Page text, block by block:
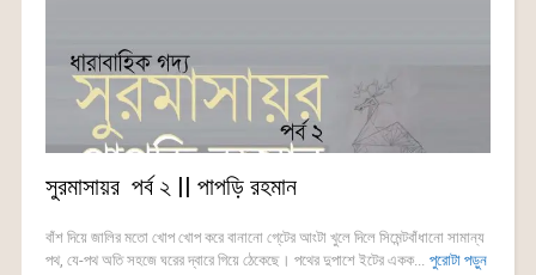
সুরমাসায়র পর্ব ২ || পাপড়ি রহমান
বাঁশ দিয়ে জালির মতো খোপ খোপ করে বানানো গে্টের আংটা খুলে দিলে সিমেন্টবাঁধানো সামান্য
পথ, যে-পথ অতি সহজে ঘরের দ্বারে গিয়ে ঠেকেছে। পথের দুপাশে ইটের একক... পুরোটা পড়ুন